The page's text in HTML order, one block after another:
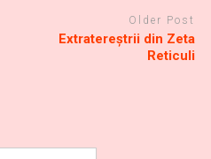
Older Post
Extratereştrii din Zeta
Reticuli